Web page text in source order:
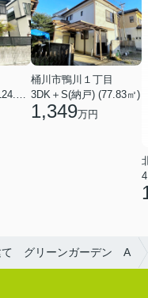
桶川市鴨川１丁目
3DK＋S(納戸) (77.83㎡)
1,349万円
て グリーンガーデン A